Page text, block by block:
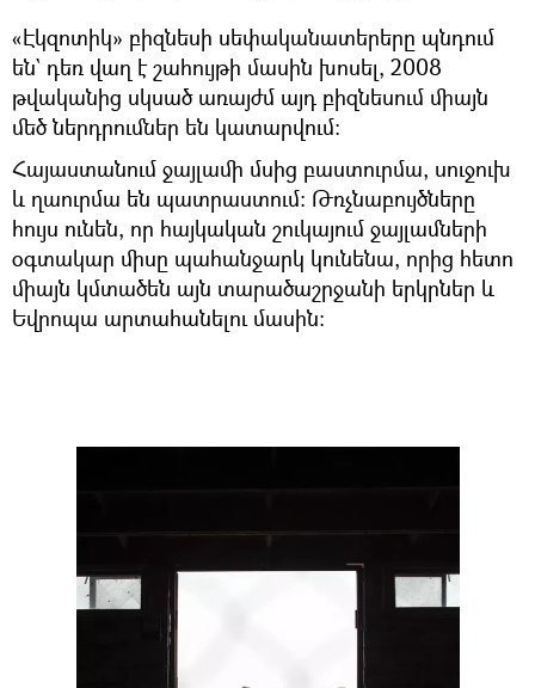
«Էկզոտիկ» բիզնեսի սեփականատերերը պնդում
են` դեռ վաղ է շահույթի մասին խոսել, 2008
թվականից սկսած առայժմ այդ բիզնեսում միայն
մեծ ներդրումներ են կատարվում։
Հայաստանում ջայլամի մսից բաստուրմա, սուջուխ
և ղաուրմա են պատրաստում։ Թռչնաբույծները
հույս ունեն, որ հայկական շուկայում ջայլամների
օգտակար միսը պահանջարկ կունենա, որից հետո
միայն կմտածեն այն տարածաշրջանի երկրներ և
Եվրոպա արտահանելու մասին։